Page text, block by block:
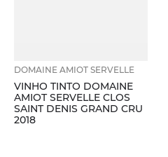
DOMAINE AMIOT SERVELLE
VINHO TINTO DOMAINE
AMIOT SERVELLE CLOS
SAINT DENIS GRAND CRU
2018